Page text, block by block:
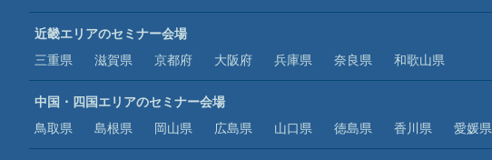
近畿エリアのセミナー会場
三重県
滋賀県 京都府 大阪府 兵庫県 奈良県 和歌山県
中国・四国エリアのセミナー会場
鳥取県
島根県 岡山県 広島県 山口県 徳島県 香川県 愛媛県